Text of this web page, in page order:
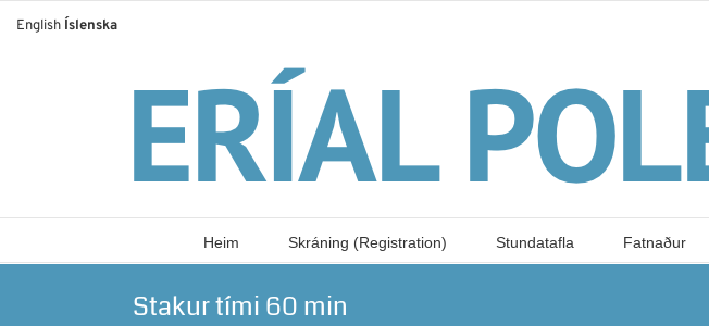
Heim Skráning (Registration) Stundatafla Fatnaður
Stakur tími 60 min
English Íslenska